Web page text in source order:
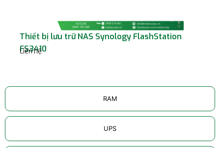
RAM
UPS
Thiết bị lưu trữ NAS Synology FlashStation
FS3410
Liên hệ